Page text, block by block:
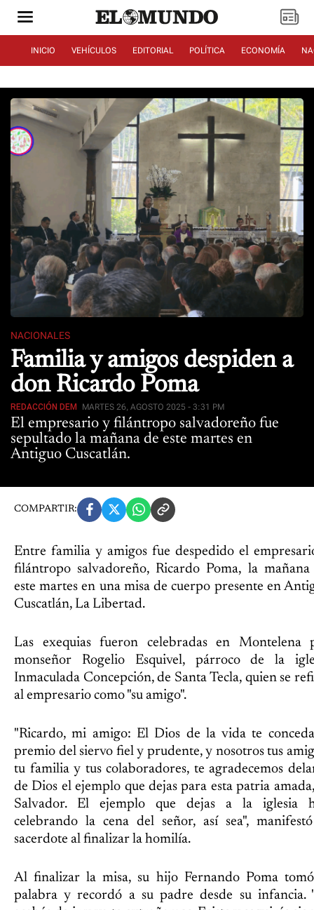
INICIO VEHÍCULOS EDITORIAL POLÍTICA ECONOMÍA
NACIONALES
Familia y amigos despiden a
don Ricardo Poma
REDACCIÓN DEM MARTES 26, AGOSTO 2025 - 3:31 PM
El empresario y filántropo salvadoreño fue
sepultado la mañana de este martes en
Antiguo Cuscatlán.
COMPARTIR:
Entre familia y amigos fue despedido el
filántropo salvadoreño, Ricardo Poma, la mañana
este martes en una misa de cuerpo presente en
Cuscatlán, La Libertad.
Las exequias fueron celebradas en Montelena
monseñor Rogelio Esquivel, párroco de la
Inmaculada Concepción, de Santa Tecla, quien se
al empresario como "su amigo".
"Ricardo, mi amigo: El Dios de la vida te
premio del siervo fiel y prudente, y nosotros tus
tu familia y tus colaboradores, te agradecemos
de Dios el ejemplo que dejas para esta patria
Salvador. El ejemplo que dejas a la iglesia
celebrando la cena del señor, así sea",
sacerdote al finalizar la homilía.
Al finalizar la misa, su hijo Fernando Poma
palabra y recordó a su padre desde su infancia.